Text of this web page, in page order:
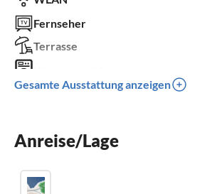
Fernseher
Terrasse
Grill
Gesamte Ausstattung anzeigen
Anreise/Lage